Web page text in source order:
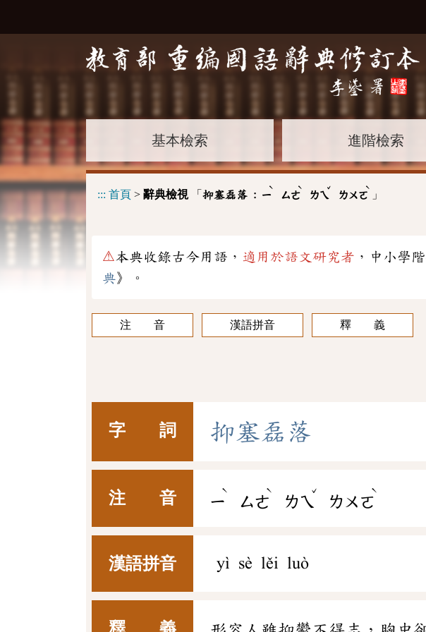
基本檢索 進階檢索
::: 首頁 > 辭典檢視「 抑塞磊落 : ㄧ
ˋ
ㄙㄜ
ˋ
ㄌㄟ
ˇ
ㄌㄨㄛ
ˋ
」
⚠本典收錄古今用語， 適用於語文研究者 ，中小學
典》。
注 音 漢語拼音 釋 義
字 詞 抑塞磊 落
注 音 ㄧ
ˋ
ㄙㄜ
ˋ
ㄌㄟ
ˇ
ㄌㄨㄛ
ˋ
漢語拼音 yì sè lěi luò